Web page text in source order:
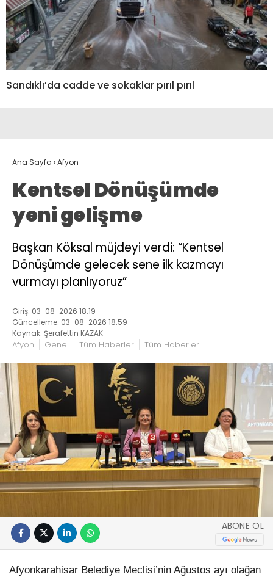
Sandıklı’da cadde ve sokaklar pırıl pırıl
Ana Sayfa ›Afyon
Kentsel Dönüşümde
yeni gelişme
Başkan Köksal müjdeyi verdi: “Kentsel
Dönüşümde gelecek sene ilk kazmayı
vurmayı planlıyoruz”
Giriş: 03-08-2026 18:19
Güncelleme: 03-08-2026 18:59
Kaynak: Şerafettin KAZAK
Afyon Genel Tüm Haberler Tüm Haberler
ABONE OL
Afyonkarahisar Belediye Meclisi’nin Ağustos ayı olağan